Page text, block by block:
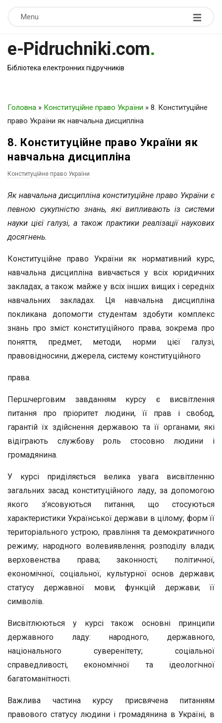
Menu
e-Pidruchniki.com.
Бібліотека електронних підручників
Головна » Конституційне право України » 8. Конституційне
право України як навчальна дисципліна
8. Конституційне право України як
навчальна дисципліна
Конституційне право України
Як навчальна дисципліна конституційне право України є
певною сукупністю знань, які випливають із системи
науки цієї галузі, а також практики реалізації наукових
досягнень.
Конституційне право України як нормативний курс,
навчальна дисципліна вивчається у всіх юридичних
закладах, а також майже у всіх інших вищих і середніх
навчальних закладах. Ця навчальна дисципліна
покликана допомогти студентам здобути комплекс
знань про зміст конституційного права, зокрема про
поняття, предмет, методи, норми цієї галузі,
правовідносини, джерела, систему конституційного
права.
Першчерговим завданням курсу є висвітлення
питання про пріоритет людини, її прав і свобод,
гарантій їх здійснення державою та її органами, які
відіграють службову роль стосовно людини і
громадянина.
У курсі приділяється велика увага висвітленню
загальних засад конституційного ладу, за допомогою
якого з’ясовуються питання, що стосуються
характеристики Української держави в цілому; форм її
територіального устрою, правління та демократичного
режиму; народного волевиявлення; розподілу влади;
верховенства права; законності; політичної,
економічної, соціальної, культурної основ держави;
статусу державної мови; функцій держави; її
символів.
Висвітлюються у курсі також основні принципи
державного ладу: народного, державного,
національного суверенітету; соціальної
справедливості, економічної та ідеологічної
багатоманітності.
Важлива частина курсу присвячена питанням
правового статусу людини і громадянина в Україні, в